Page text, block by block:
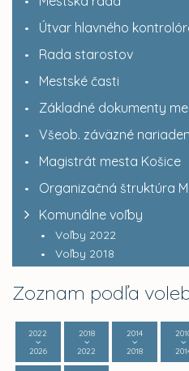
Útvar hlavného
Rada starostov
Mestské časti
Základné dokumenty
Všeob. záväzné
Magistrát mesta Košice
Organizačná štruktúra
Komunálne voľby
Voľby 2022
Voľby 2018
Zoznam podľa
2022
2026
2018
2022
2014
2018